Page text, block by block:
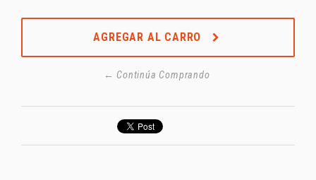
AGREGAR AL CARRO
← Continúa Comprando